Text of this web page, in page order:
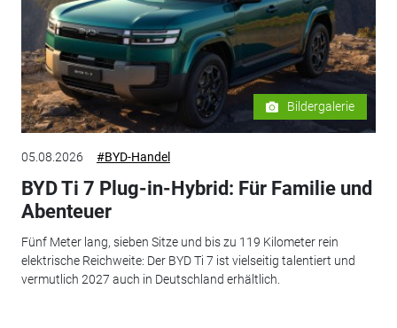
Bildergalerie
05.08.2026 #BYD-Handel
BYD Ti 7 Plug-in-Hybrid: Für Familie und
Abenteuer
Fünf Meter lang, sieben Sitze und bis zu 119 Kilometer rein
elektrische Reichweite: Der BYD Ti 7 ist vielseitig talentiert und
vermutlich 2027 auch in Deutschland erhältlich.